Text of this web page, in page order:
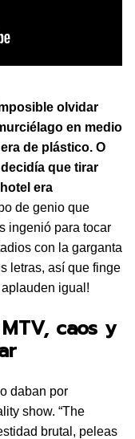
olvidar
en medio
de plástico. O
que tirar
era
de genio que
ingenió para tocar
con la garganta
letras, así que finge
igual!
caos y
daban por
show. “The
brutal, peleas